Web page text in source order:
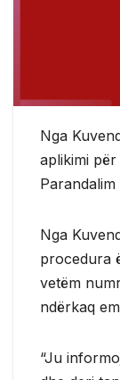
Nga
aplikimi
Nga
procedura
vetëm
ndërkaq
“Ju